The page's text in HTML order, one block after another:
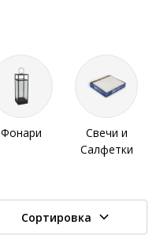
Фонари
Свечи и
Салфетки
Сортировка